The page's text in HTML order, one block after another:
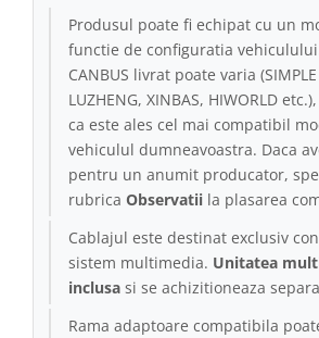
Conectică Kia
Conectică Hyundai
Conectică Mitsubishi
Lumini ambientale
Produsul poate fi echipat cu un
functie de configuratia
CANBUS livrat poate varia (SIMPLE
LUZHENG, XINBAS, HIWORLD
ca este ales cel mai compatibil
vehiculul dumneavoastra. Daca
pentru un anumit producator,
rubrica Observatii la plasarea
Cablajul este destinat exclusiv
sistem multimedia. Unitatea
inclusa si se achizitioneaza
Rama adaptoare compatibila